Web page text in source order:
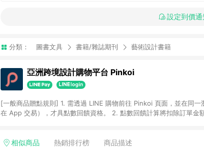
設定到價通
分類： 圖書文具 書籍/雜誌期刊 藝術設計書籍
亞洲跨境設計購物平台 Pinkoi
[一般商品贈點規則] 1. 需透過 LINE 購物前往 Pinkoi 頁面，並在同
在 App 交易），才具點數回饋資格。 2. 點數回饋計算將扣除訂單金
格，部分退款不在此限。 6. APP 請更新至Android v4.6.0 / iOS
相似商品 熱銷排行榜 商品描述